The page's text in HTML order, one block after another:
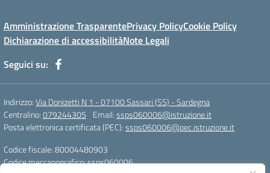
Amministrazione TrasparentePrivacy PolicyCookie Policy
Dichiarazione di accessibilitàNote Legali
Seguici su:
Indirizzo:Via Donizetti N 1 - 07100 Sassari (SS) - Sardegna
Centralino:079244305 Email:ssps060006@istruzione.it
Posta elettronica certificata (PEC):ssps060006@pec.istruzione.it
Codice fiscale: 80004480903
Codice meccanografico:ssps060006